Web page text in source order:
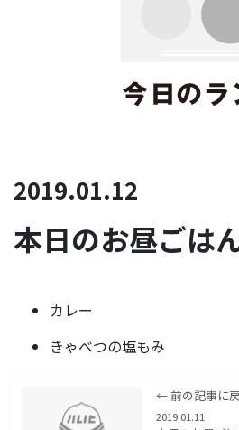
2019.01.12
本日のお昼ごは
カレー
きゃべつの塩もみ
← 前の記事に
2019.01.11